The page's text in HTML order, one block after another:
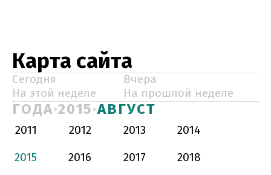
Карта сайта
Сегодня
Вчера
На этой неделе
На прошлой неделе
ГОДА 2015 АВГУСТ
2011 2012 2013
2014
2015
2016 2017
2018